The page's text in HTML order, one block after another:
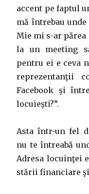
accent pe faptul
mă întrebau
Mie mi s-ar părea
la un meeting
pentru ei e ceva
reprezentanţii
Facebook şi
locuieşti?”.
Asta într-un fel
nu te întreabă
Adresa locuinţei
stării financiare